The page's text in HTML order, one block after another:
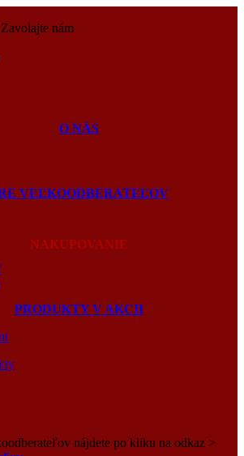
nám
O NÁS
VEĽKOODBERATEĽOV
NAKUPOVANIE
PRODUKTY V AKCII
nájdete po kliku na odkaz >